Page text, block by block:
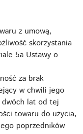
z umową,
skorzystania
5a Ustawy o
za brak
w chwili jego
lat od tej
towaru do użycia,
poprzedników